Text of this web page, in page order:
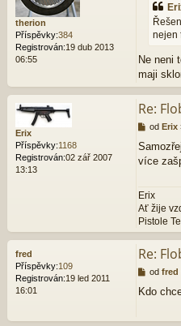
therion
Příspěvky:384
Registrován:19 dub 2013
06:55
v
e
k
nejen
Ne neni
maji
Erix
Příspěvky:1168
Registrován:02 zář 2007
13:13
Re:
P
í
s
v
e
k
od Erix
více
Erix
Ať žije
Pistole
fred
Příspěvky:109
Registrován:19 led 2011
16:01
Re:
P
í
p
od fred
Kdo